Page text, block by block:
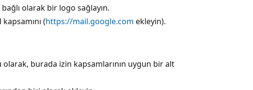
olarak bir logo sağlayın.
(https://mail.google.com ekleyin).
olarak, burada izin kapsamlarının uygun bir alt